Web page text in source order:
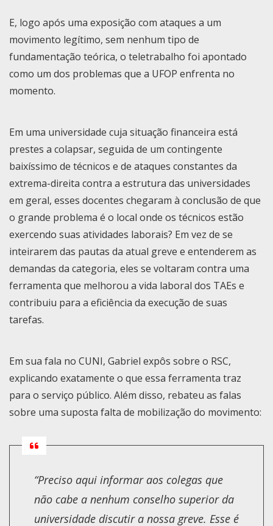
E, logo após uma exposição com ataques a um
movimento legítimo, sem nenhum tipo de
fundamentação teórica, o teletrabalho foi apontado
como um dos problemas que a UFOP enfrenta no
momento.
Em uma universidade cuja situação financeira está
prestes a colapsar, seguida de um contingente
baixíssimo de técnicos e de ataques constantes da
extrema-direita contra a estrutura das universidades
em geral, esses docentes chegaram à conclusão de que
o grande problema é o local onde os técnicos estão
exercendo suas atividades laborais? Em vez de se
inteirarem das pautas da atual greve e entenderem as
demandas da categoria, eles se voltaram contra uma
ferramenta que melhorou a vida laboral dos TAEs e
contribuiu para a eficiência da execução de suas
tarefas.
Em sua fala no CUNI, Gabriel expôs sobre o RSC,
explicando exatamente o que essa ferramenta traz
para o serviço público. Além disso, rebateu as falas
sobre uma suposta falta de mobilização do movimento:
“Preciso aqui informar aos colegas que
não cabe a nenhum conselho superior da
universidade discutir a nossa greve. Esse é